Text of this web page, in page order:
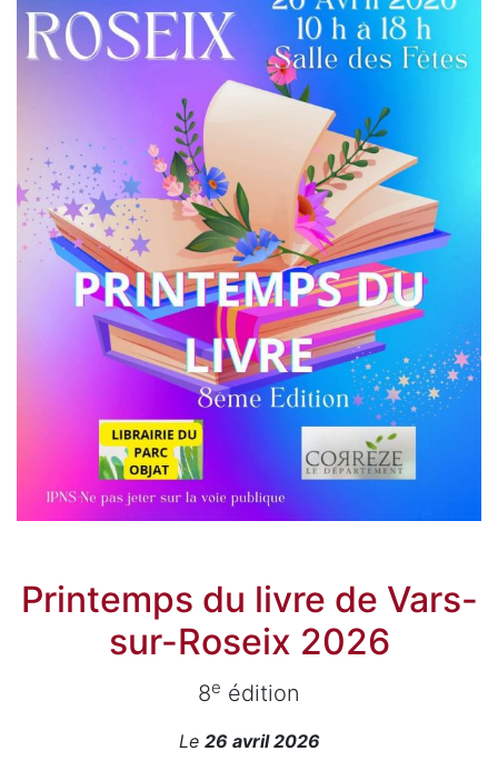
Printemps du livre de Vars-
sur-Roseix 2026
8e édition
Le 26 avril 2026